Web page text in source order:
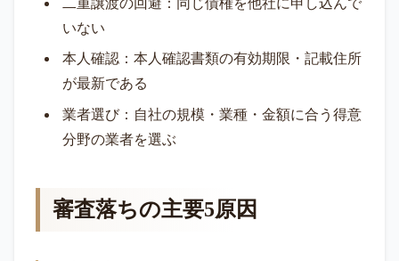
二重譲渡の回避：同じ債権を他社に申し込んで
いない
本人確認：本人確認書類の有効期限・記載住所
が最新である
業者選び：自社の規模・業種・金額に合う得意
分野の業者を選ぶ
審査落ちの主要5原因